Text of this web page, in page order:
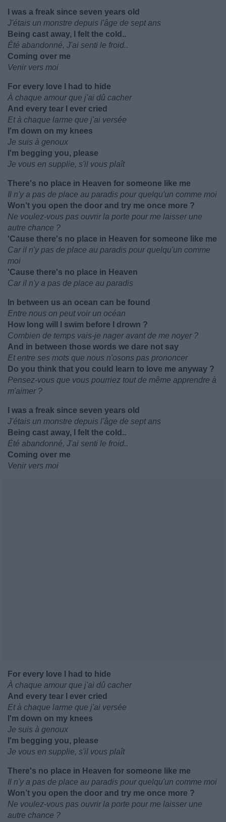
I was a freak since seven years old
J'étais un monstre depuis l'âge de sept ans
Being cast away, I felt the cold..
Été abandonné, J'ai senti le froid..
Coming over me
Venir vers moi
For every love I had to hide
À chaque amour que j'ai dû cacher
And every tear I ever cried
Et à chaque larme que j'ai versée
I'm down on my knees
Je suis à genoux
I'm begging you, please
Je vous en supplie, s'il vous plaît
There's no place in Heaven for someone like me
Il n'y a pas de place au paradis pour quelqu'un comme moi
Won’t you open the door and try me once more ?
Ne voulez-vous pas ouvrir la porte pour me laisser une
autre chance ?
'Cause there's no place in Heaven for someone like me
Car il n'y pas de place au paradis pour quelqu'un comme
moi
'Cause there's no place in Heaven
Car il n'y a pas de place au paradis
In between us an ocean can be found
Entre nous on peut voir un océan
How long will I swim before I drown ?
Combien de temps vais-je nager avant de me noyer ?
And in between those words we dare not say
Et entre ses mots que nous n'osons pas prononcer
Do you think that you could learn to love me anyway ?
Pensez-vous que vous pourriez tout de même apprendre à
m'aimer ?
I was a freak since seven years old
J'étais un monstre depuis l'âge de sept ans
Being cast away, I felt the cold..
Été abandonné, J'ai senti le froid..
Coming over me
Venir vers moi
For every love I had to hide
À chaque amour que j'ai dû cacher
And every tear I ever cried
Et à chaque larme que j'ai versée
I'm down on my knees
Je suis à genoux
I'm begging you, please
Je vous en supplie, s'il vous plaît
There's no place in Heaven for someone like me
Il n'y a pas de place au paradis pour quelqu'un comme moi
Won’t you open the door and try me once more ?
Ne voulez-vous pas ouvrir la porte pour me laisser une
autre chance ?